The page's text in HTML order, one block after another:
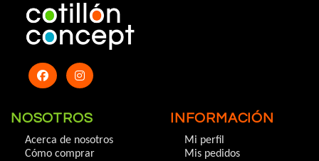
NOSOTROS
Acerca de nosotros
Cómo comprar
INFORMACIÓN
Mi perfil
Mis pedidos